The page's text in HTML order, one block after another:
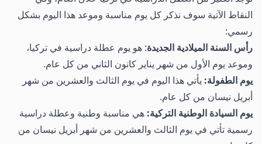
النقاط الآتية سوف نذكر كل يوم مناسبة وموعد هذا اليوم بشكل
رسمي:
رأس السنة الميلادية الجديدة: هو يوم عطلة دراسية في تركيا،
وموعد يوم الأول من شهر يناير كانون الثاني من كل عام.
يوم الطفولة: يأتي هذا اليوم في يوم الثالث والعشرين من شهر
أبريل نيسان من كل عام.
يوم السيادة الوطنية التركية: هي مناسبة وطنية وعطلة دراسية
رسمية تأتي في يوم الثالث والعشرين من شهر أبريل نيسان من